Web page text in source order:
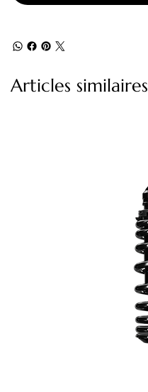
Articles similaires